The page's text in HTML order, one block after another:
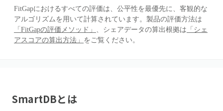
FitGapにおけるすべての評価は、公平性を最優先に、客観的な
アルゴリズムを用いて計算されています。製品の評価方法は
「FitGapの評価メソッド」 、シェアデータの算出根拠は 「シェ
アスコアの算出方法」 をご覧ください。
SmartDBとは